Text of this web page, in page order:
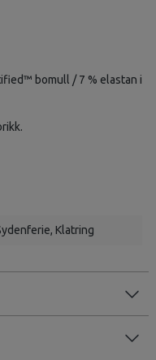
bomull / 7 % elastan i
, Klatring